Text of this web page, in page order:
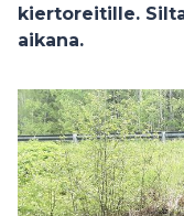
kiertoreitille.
aikana.